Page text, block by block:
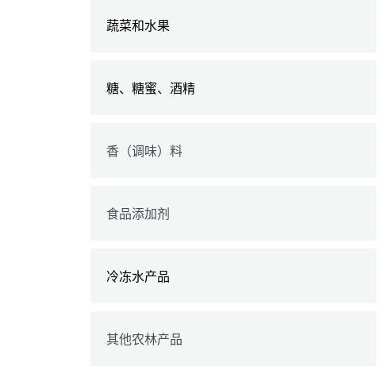
蔬菜和水果
糖、糖蜜、酒精
香（调味）料
食品添加剂
冷冻水产品
其他农林产品